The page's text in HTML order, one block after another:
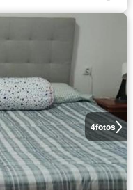
4fotos